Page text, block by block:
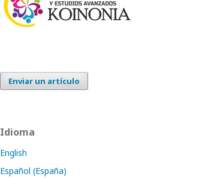
Enviar un artículo
Idioma
English
Español (España)